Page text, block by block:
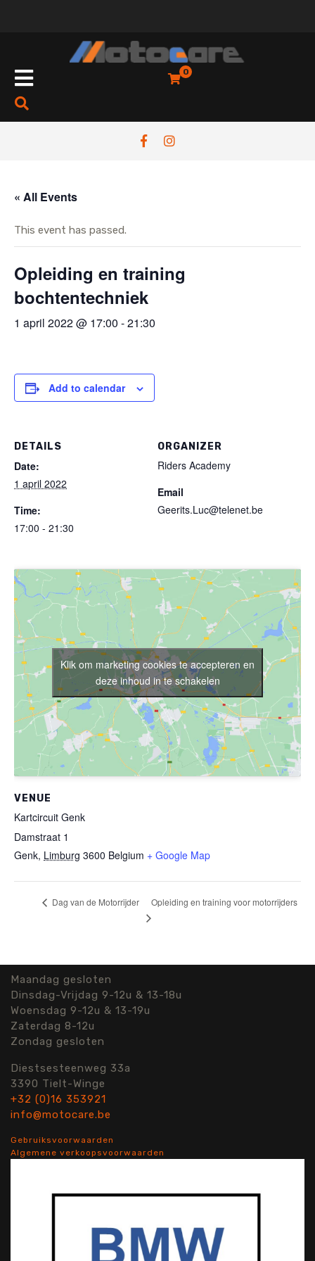
Open
0
« All Events
This event has passed.
Opleiding en training
bochtentechniek
1 april 2022 @ 17:00 -21:30
Add to calendar
DETAILS
Date:
1 april 2022
Time:
17:00 - 21:30
ORGANIZER
Riders Academy
Email
Geerits.Luc@telenet.be
VENUE
Kartcircuit Genk
Damstraat 1
Genk, Limburg 3600 Belgium + Google Map
Klik om marketing cookies te accepteren en
deze inhoud in te schakelen
Dag van de Motorrijder Opleiding en training voor motorrijders
Maandag gesloten
Dinsdag-Vrijdag 9-12u & 13-18u
Woensdag 9-12u & 13-19u
Zaterdag 8-12u
Zondag gesloten
Diestsesteenweg 33a
3390 Tielt-Winge
+32 (0)16 353921
info@motocare.be
Gebruiksvoorwaarden
Algemene verkoopsvoorwaarden